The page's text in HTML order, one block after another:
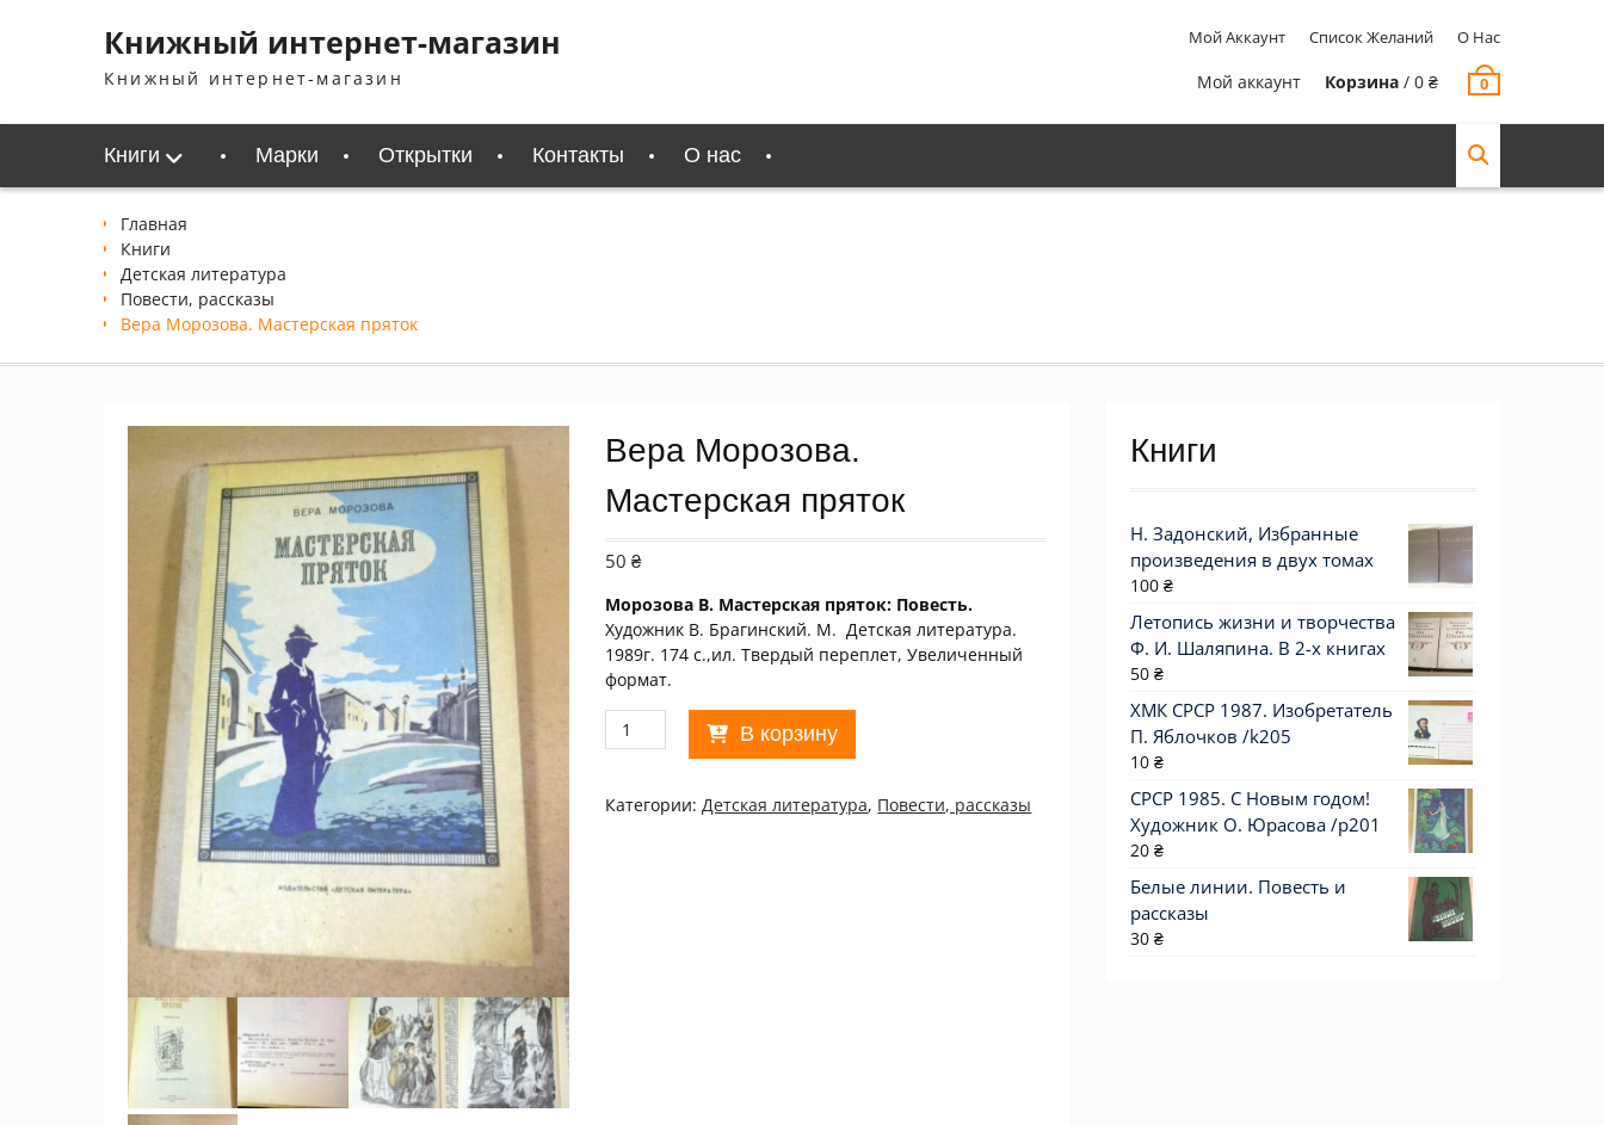
содержимомуКнижный интернет-магазин
Книжный интернет-магазин
Мой Аккаунт Список Желаний О Нас
Мой аккаунт Корзина / 0 ₴ 0
Книги Марки Открытки Контакты О нас
Главная
Книги
Детская литература
Повести, рассказы
Вера Морозова. Мастерская пряток
Вера Морозова.
Мастерская пряток
50₴
Морозова В. Мастерская пряток: Повесть.
Художник В. Брагинский. М. Детская литература.
1989г. 174 с.,ил. Твердый переплет, Увеличенный
формат.
Количество
товара
Морозова.
Мастерская
В корзину
Категории:Детская литература, Повести, рассказы
Книги
Н. Задонский, Избранные
произведения в двух томах
100 ₴
Летопись жизни и творчества
Ф. И. Шаляпина. В 2-х книгах
50 ₴
ХМК СРСР 1987. Изобретатель
П. Яблочков /k205
10 ₴
СРСР 1985. С Новым годом!
Художник О. Юрасова /р201
20 ₴
Белые линии. Повесть и
рассказы
30 ₴